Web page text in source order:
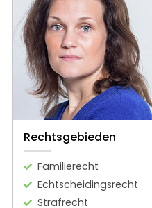
Rechtsgebieden
Familierecht
Echtscheidingsrecht
Strafrecht